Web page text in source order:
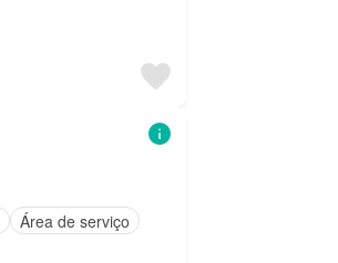
Área de serviço